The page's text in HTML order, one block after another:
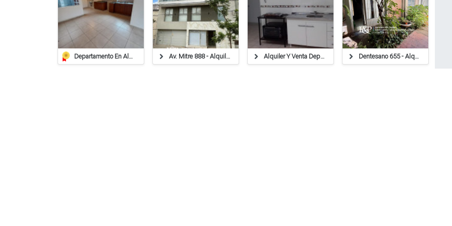
Departamento En Alquiler – Gaboto 367, Depto 4, Barrio Central Córdoba, Rafaela Av. Mitre 888 - Alquiler Alquiler Y Venta Departamemtos Dentesano 655 - Alquiler